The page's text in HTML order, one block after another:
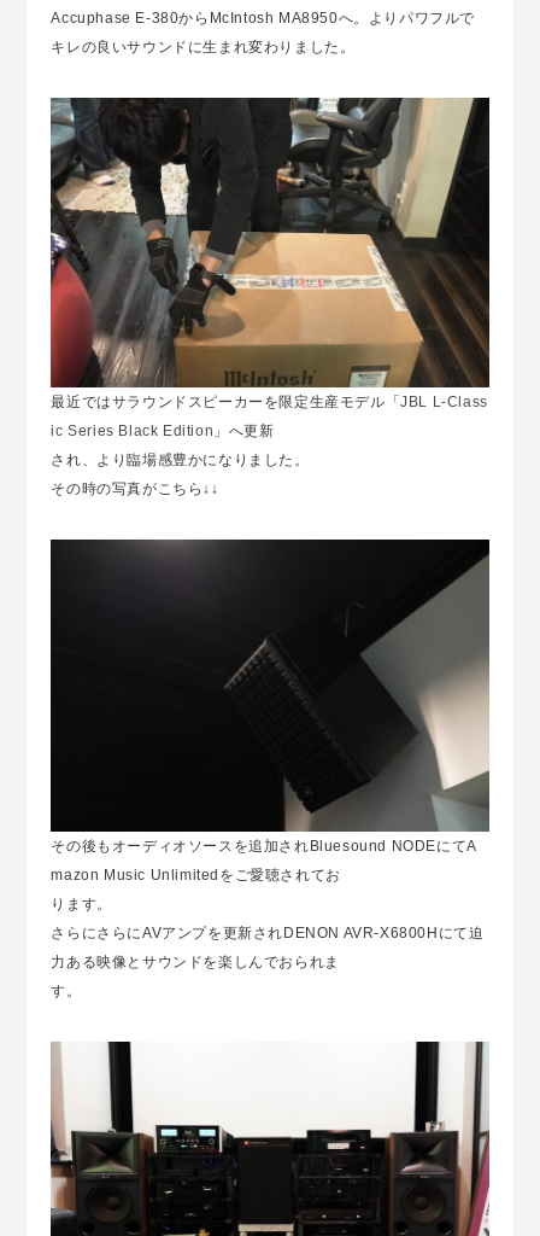
Accuphase E-380からMcIntosh MA8950へ。よりパワフルで
キレの良いサウンドに生まれ変わりました。
最近ではサラウンドスピーカーを限定生産モデル「JBL L-Class
ic Series Black Edition 」へ更新
され、より臨場感豊かになりました。
その時の写真がこちら↓↓
その後もオーディオソースを追加されBluesound NODEにてA
mazon Music Unlimitedをご愛聴されてお
ります。
さらにさらにAVアンプを更新されDENON AVR-X6800Hにて迫
力ある映像とサウンドを楽しんでおられま
す。